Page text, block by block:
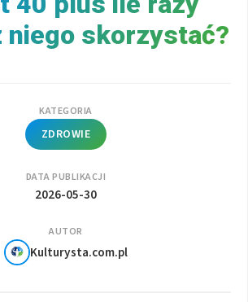
niego skorzystać?
KATEGORIA
ZDROWIE
DATA PUBLIKACJI
2026-05-30
AUTOR
Kulturysta.com.pl